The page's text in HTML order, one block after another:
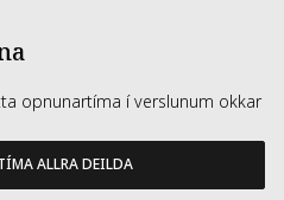
opnunartíma í verslunum okkar
ALLRA DEILDA